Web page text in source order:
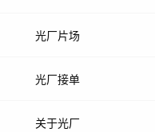
热门音乐
光厂片场
上传案例
光厂接单
上架服务
关于光厂